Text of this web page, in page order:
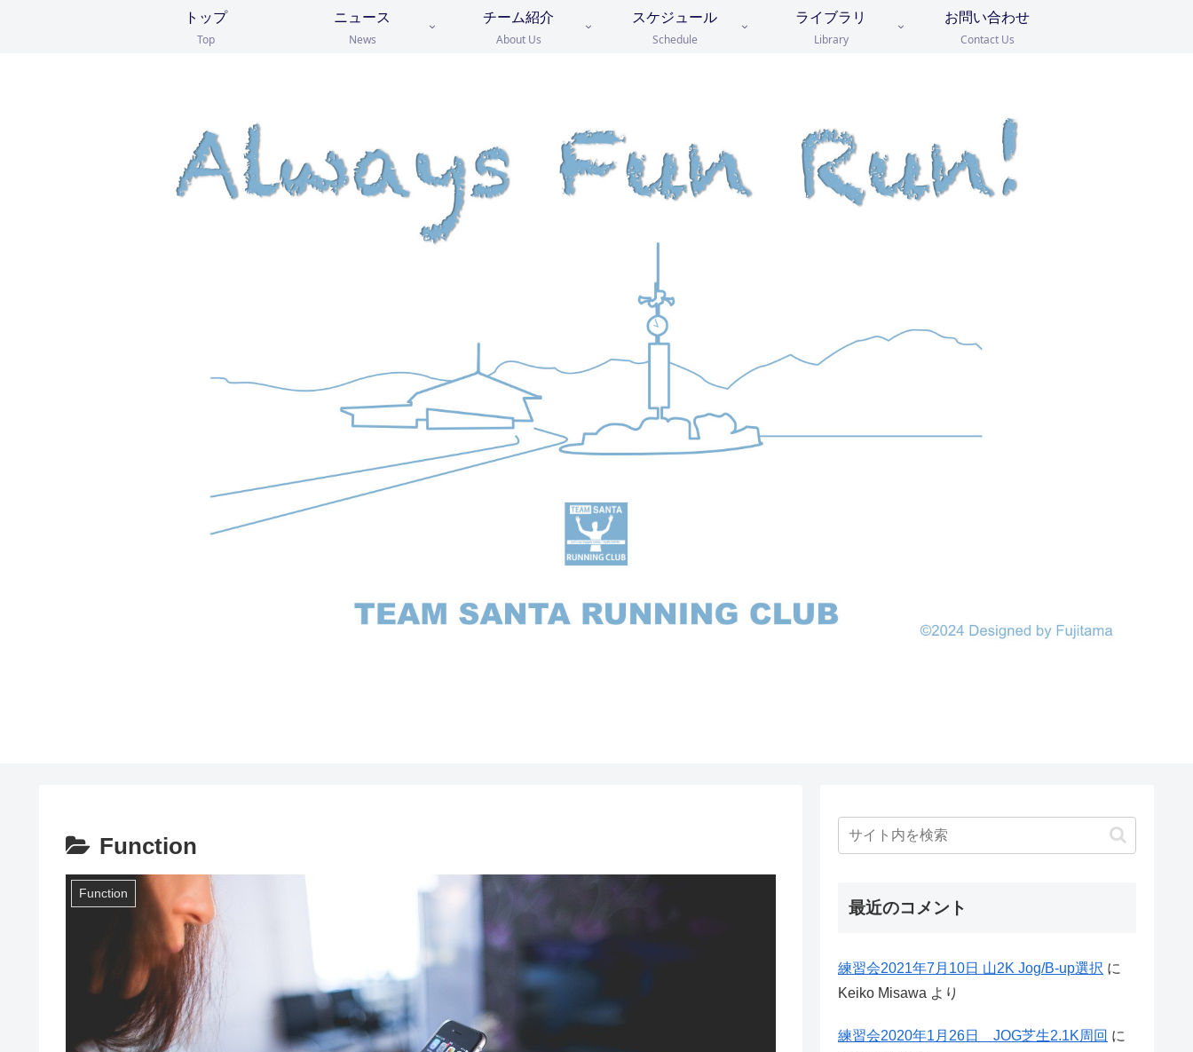
トップ
Top
ニュース
News
チーム紹介
About Us
スケジュール
Schedule
ライブラリ
Library
お問い合わせ
Contact Us
Function
Function
最近のコメント
練習会2021年7月10日 山2K Jog/B-up選択 に
Keiko Misawa より
練習会2020年1月26日 JOG芝生2.1K周回 に